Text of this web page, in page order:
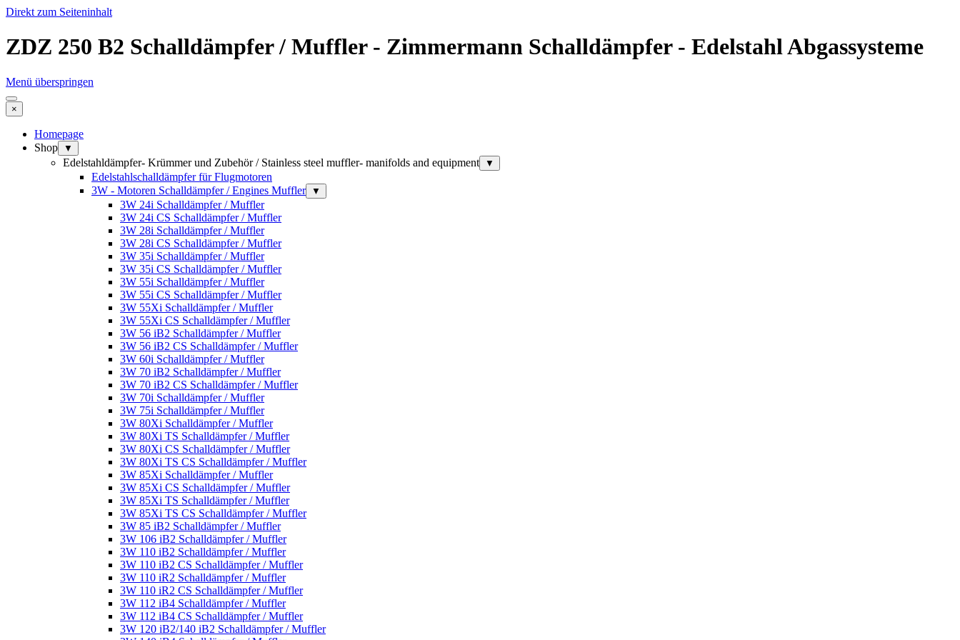
Direkt zum Seiteninhalt
ZDZ 250 B2 Schalldämpfer / Muffler - Zimmermann Schalldämpfer - Edelstahl Abgassysteme
Menü überspringen
×
Homepage
Shop
▼
Edelstahldämpfer- Krümmer und Zubehör / Stainless steel muffler- manifolds and equipment ▼
Edelstahlschalldämpfer für Flugmotoren
3W - Motoren Schalldämpfer / Engines Muffler
▼
3W 24i Schalldämpfer / Muffler
3W 24i CS Schalldämpfer / Muffler
3W 28i Schalldämpfer / Muffler
3W 28i CS Schalldämpfer / Muffler
3W 35i Schalldämpfer / Muffler
3W 35i CS Schalldämpfer / Muffler
3W 55i Schalldämpfer / Muffler
3W 55i CS Schalldämpfer / Muffler
3W 55Xi Schalldämpfer / Muffler
3W 55Xi CS Schalldämpfer / Muffler
3W 56 iB2 Schalldämpfer / Muffler
3W 56 iB2 CS Schalldämpfer / Muffler
3W 60i Schalldämpfer / Muffler
3W 70 iB2 Schalldämpfer / Muffler
3W 70 iB2 CS Schalldämpfer / Muffler
3W 70i Schalldämpfer / Muffler
3W 75i Schalldämpfer / Muffler
3W 80Xi Schalldämpfer / Muffler
3W 80Xi TS Schalldämpfer / Muffler
3W 80Xi CS Schalldämpfer / Muffler
3W 80Xi TS CS Schalldämpfer / Muffler
3W 85Xi Schalldämpfer / Muffler
3W 85Xi CS Schalldämpfer / Muffler
3W 85Xi TS Schalldämpfer / Muffler
3W 85Xi TS CS Schalldämpfer / Muffler
3W 85 iB2 Schalldämpfer / Muffler
3W 106 iB2 Schalldämpfer / Muffler
3W 110 iB2 Schalldämpfer / Muffler
3W 110 iB2 CS Schalldämpfer / Muffler
3W 110 iR2 Schalldämpfer / Muffler
3W 110 iR2 CS Schalldämpfer / Muffler
3W 112 iB4 Schalldämpfer / Muffler
3W 112 iB4 CS Schalldämpfer / Muffler
3W 120 iB2/140 iB2 Schalldämpfer / Muffler